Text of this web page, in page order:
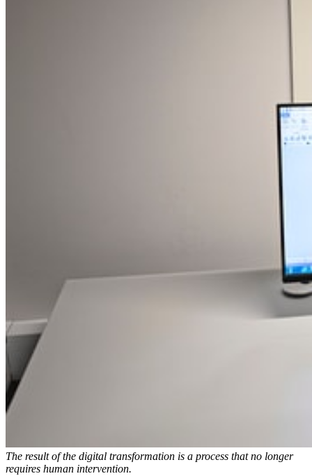
The result of the digital transformation is a process that no longer
requires human intervention.